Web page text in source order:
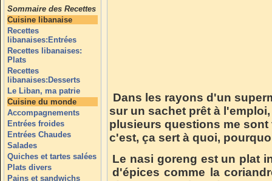
Sommaire des Recettes
Cuisine libanaise
Recettes
libanaises:Entrées
Recettes libanaises:
Plats
Recettes
libanaises:Desserts
Le Liban, ma patrie
Cuisine du monde
Accompagnements
Entrées froides
Entrées Chaudes
Salades
Quiches et tartes salées
Plats divers
Pains et sandwichs
Dans les rayons d'un
sur un sachet prêt à
plusieurs questions me
c'est, ça sert à quoi,
Le nasi goreng est un plat
d'épices comme la